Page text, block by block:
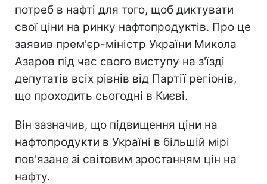
потреб в нафті для того, щоб диктувати
свої ціни на ринку нафтопродуктів. Про це
заявив прем'єр-міністр України Микола
Азаров під час свого виступу на з'їзді
депутатів всіх рівнів від Партії регіонів,
що проходить сьогодні в Києві.
Він зазначив, що підвищення ціни на
нафтопродукти в Україні в більшій мірі
пов'язане зі світовим зростанням цін на
нафту.